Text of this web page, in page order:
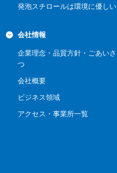
発泡スチロールは環境に優しい
会社情報
企業理念・品質方針・ごあいさ
つ
会社概要
ビジネス領域
アクセス・事業所一覧